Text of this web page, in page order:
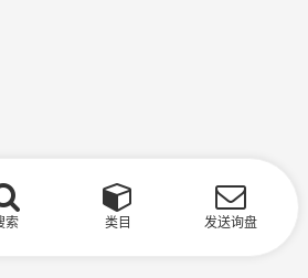
索 类目 发送询盘